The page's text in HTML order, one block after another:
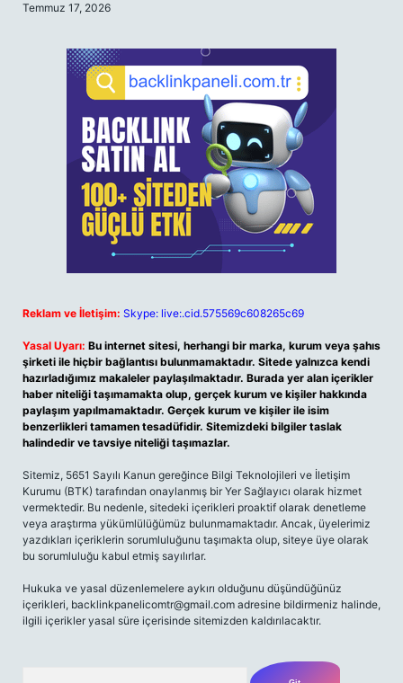
Temmuz 17, 2026
Reklam ve İletişim: Skype: live:.cid.575569c608265c69
Yasal Uyarı: Bu internet sitesi, herhangi bir marka, kurum veya şahıs
şirketi ile hiçbir bağlantısı bulunmamaktadır. Sitede yalnızca kendi
hazırladığımız makaleler paylaşılmaktadır. Burada yer alan içerikler
haber niteliği taşımamakta olup, gerçek kurum ve kişiler hakkında
paylaşım yapılmamaktadır. Gerçek kurum ve kişiler ile isim
benzerlikleri tamamen tesadüfidir. Sitemizdeki bilgiler taslak
halindedir ve tavsiye niteliği taşımazlar.
Sitemiz, 5651 Sayılı Kanun gereğince Bilgi Teknolojileri ve İletişim
Kurumu (BTK) tarafından onaylanmış bir Yer Sağlayıcı olarak hizmet
vermektedir. Bu nedenle, sitedeki içerikleri proaktif olarak denetleme
veya araştırma yükümlülüğümüz bulunmamaktadır. Ancak, üyelerimiz
yazdıkları içeriklerin sorumluluğunu taşımakta olup, siteye üye olarak
bu sorumluluğu kabul etmiş sayılırlar.
Hukuka ve yasal düzenlemelere aykırı olduğunu düşündüğünüz
içerikleri, backlinkpanelicomtr@gmail.com adresine bildirmeniz halinde,
ilgili içerikler yasal süre içerisinde sitemizden kaldırılacaktır.